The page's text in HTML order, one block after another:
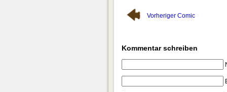
Vorheriger Comic
Kommentar schreiben